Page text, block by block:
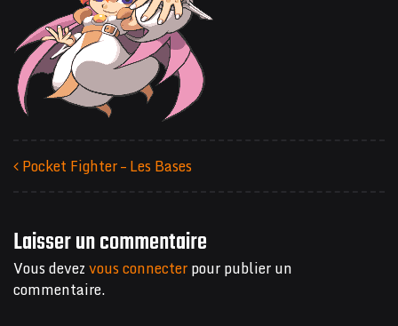
Pocket Fighter – Les Bases
Laisser un commentaire
Vous devezvous connecterpour publier un
commentaire.